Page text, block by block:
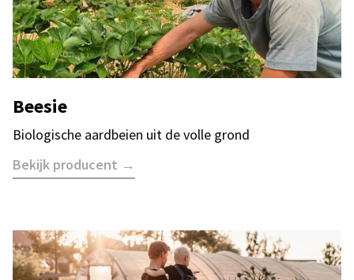
Beesie
Biologische aardbeien uit de volle grond
Bekijk producent →